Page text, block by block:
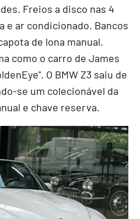
Freios a disco nas 4
e ar condicionado. Bancos
de lona manual.
como o carro de James
O BMW Z3 saiu de
se um colecionável da
e chave reserva.